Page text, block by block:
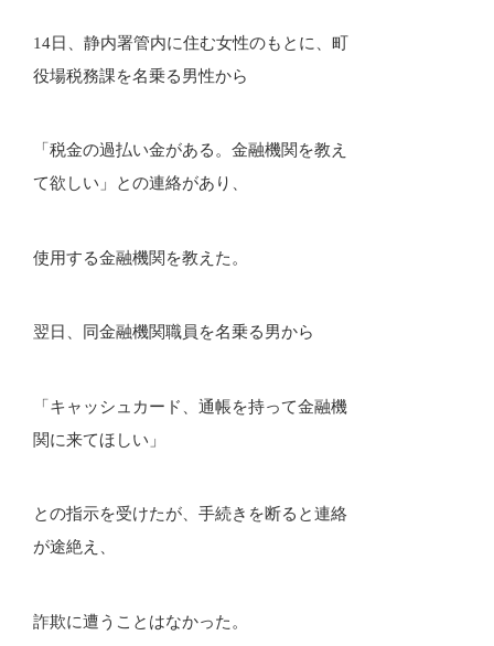
14日、静内署管内に住む女性のもとに、町
役場税務課を名乗る男性から
「税金の過払い金がある。金融機関を教え
て欲しい」との連絡があり、
使用する金融機関を教えた。
翌日、同金融機関職員を名乗る男から
「キャッシュカード、通帳を持って金融機
関に来てほしい」
との指示を受けたが、手続きを断ると連絡
が途絶え、
詐欺に遭うことはなかった。